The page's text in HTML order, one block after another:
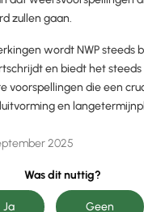
zullen gaan.
wordt NWP steeds
en biedt het
voorspellingen die een
en
2025
Was dit nuttig?